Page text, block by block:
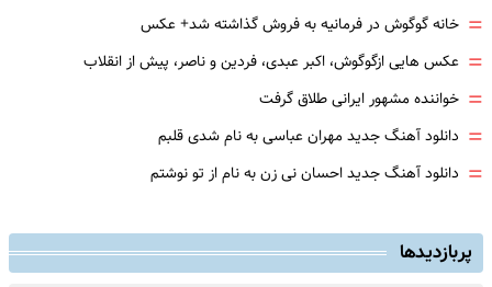
= خانه گوگوش در فرمانیه به فروش گذاشته شد+ عکس
= عکس هایی ازگوگوش، اکبر عبدی، فردین و ناصر، پیش از انقلاب
= خواننده مشهور ایرانی طلاق گرفت
= دانلود آهنگ جدید مهران عباسی به نام شدی قلبم
= دانلود آهنگ جدید احسان نی زن به نام از تو نوشتم
پربازدیدها